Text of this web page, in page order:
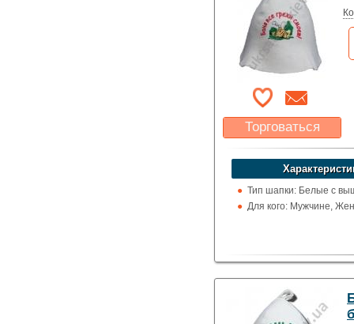
Торговаться
Какая цена Вас
устроит?
Указать цену
Тип шапки: Белые с
Для кого: Мужчине,